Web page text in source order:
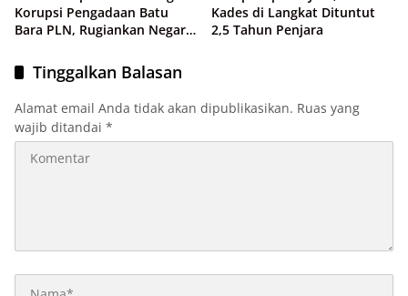
Korupsi Pengadaan Batu
Bara PLN, Rugiankan Negara
Kades di Langkat Dituntut
2,5 Tahun Penjara
Tinggalkan Balasan
Alamat email Anda tidak akan dipublikasikan. Ruas yang
wajib ditandai *